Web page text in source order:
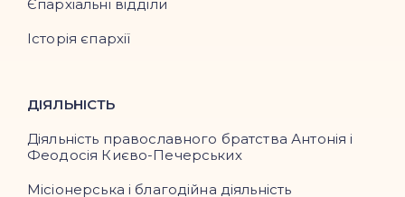
Єпархіальні відділи
Історія єпархії
ДІЯЛЬНІСТЬ
Діяльність православного братства Антонія і
Феодосія Києво-Печерських
Місіонерська і благодійна діяльність